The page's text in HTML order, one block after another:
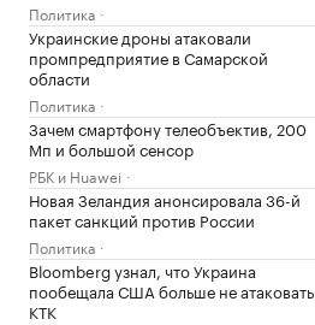
Политика
Украинские дроны атаковали
промпредприятие в Самарской
области
Политика
Зачем смартфону телеобъектив, 200
Мп и большой сенсор
РБК и Huawei
Новая Зеландия анонсировала 36-й
пакет санкций против России
Политика
Bloomberg узнал, что Украина
пообещала США больше не атаковать
КТК